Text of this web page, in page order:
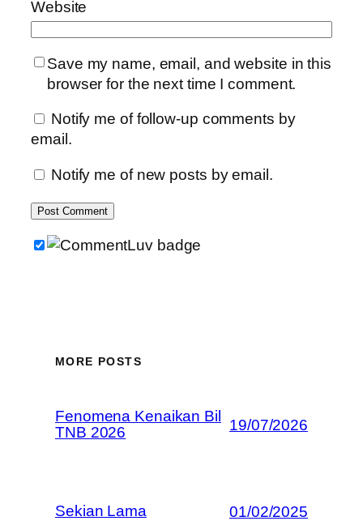
Website
Save my name, email, and website in this
browser for the next time I comment.
Notify me of follow-up comments by
email.
Notify me of new posts by email.
MORE POSTS
Fenomena Kenaikan Bil
TNB 2026
19/07/2026
Sekian Lama 01/02/2025